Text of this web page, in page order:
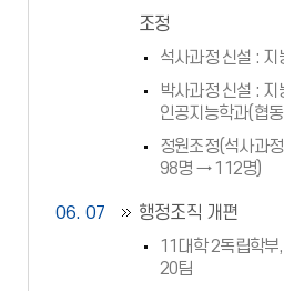
조정
석사과정 신설 :
박사과정 신설 :
인공지능학과(협
정원조정(석사과
98명 → 112명)
06. 07
행정조직 개편
11대학 2독립학
20팀